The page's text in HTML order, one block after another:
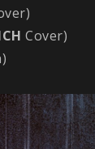
Cover)